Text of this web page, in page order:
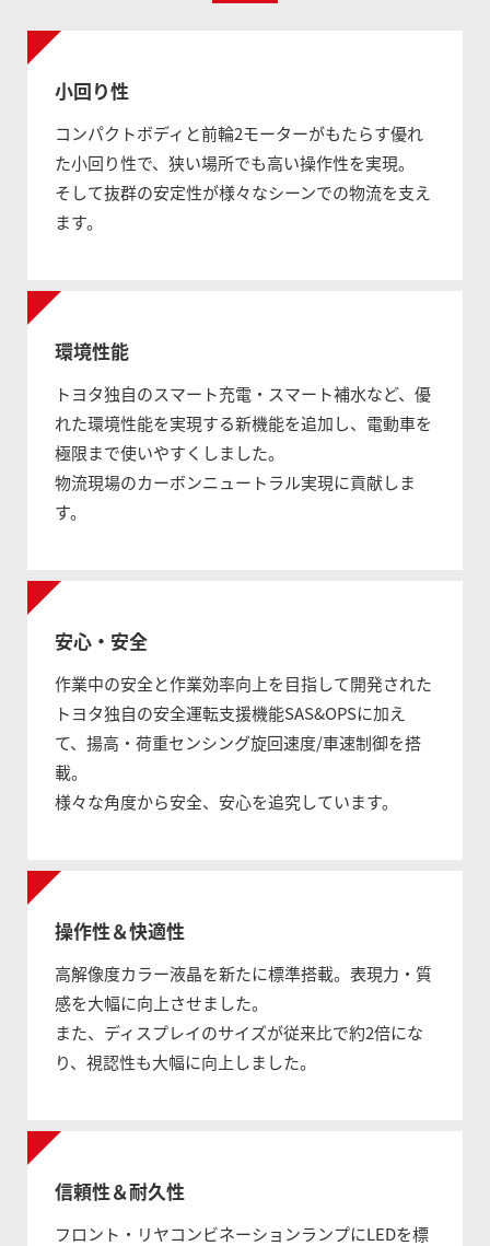
小回り性
コンパクトボディと前輪2モーターがもたらす優れ
た小回り性で、狭い場所でも高い操作性を実現。
そして抜群の安定性が様々なシーンでの物流を支え
ます。
環境性能
トヨタ独自のスマート充電・スマート補水など、優
れた環境性能を実現する新機能を追加し、電動車を
極限まで使いやすくしました。
物流現場のカーボンニュートラル実現に貢献しま
す。
安心・安全
作業中の安全と作業効率向上を目指して開発された
トヨタ独自の安全運転支援機能SAS&OPSに加え
て、揚高・荷重センシング旋回速度/車速制御を搭
載。
様々な角度から安全、安心を追究しています。
操作性＆快適性
高解像度カラー液晶を新たに標準搭載。表現力・質
感を大幅に向上させました。
また、ディスプレイのサイズが従来比で約2倍にな
り、視認性も大幅に向上しました。
信頼性＆耐久性
フロント・リヤコンビネーションランプにLEDを標